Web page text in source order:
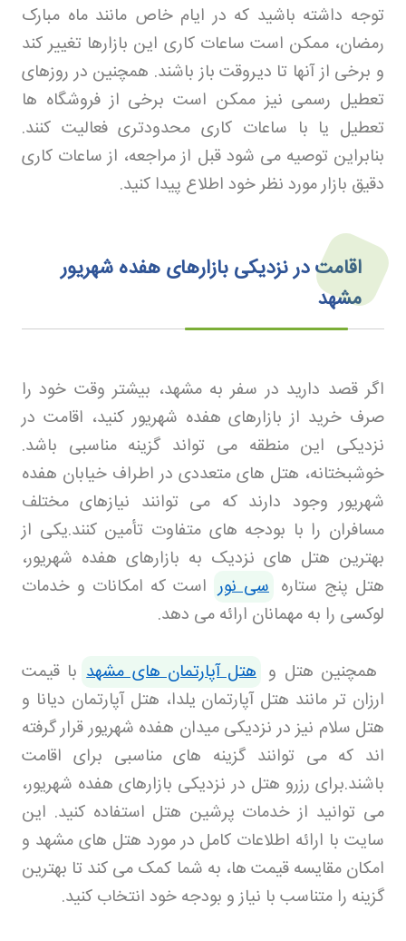
توجه داشته باشید که در ایام خاص مانند ماه مبارک
رمضان، ممکن است ساعات کاری این بازارها تغییر کند
و برخی از آنها تا دیروقت باز باشند. همچنین در روزهای
تعطیل رسمی نیز ممکن است برخی از فروشگاه ها
تعطیل یا با ساعات کاری محدودتری فعالیت کنند.
بنابراین توصیه می شود قبل از مراجعه، از ساعات کاری
دقیق بازار مورد نظر خود اطلاع پیدا کنید.
اقامت در نزدیکی بازارهای هفده شهریور
مشهد
اگر قصد دارید در سفر به مشهد، بیشتر وقت خود را
صرف خرید از بازارهای هفده شهریور کنید، اقامت در
نزدیکی این منطقه می تواند گزینه مناسبی باشد.
خوشبختانه، هتل های متعددی در اطراف خیابان هفده
شهریور وجود دارند که می توانند نیازهای مختلف
مسافران را با بودجه های متفاوت تأمین کنند.یکی از
بهترین هتل های نزدیک به بازارهای هفده شهریور،
هتل پنج ستاره سی نور است که امکانات و خدمات
لوکسی را به مهمانان ارائه می دهد.
همچنین هتل و هتل آپارتمان های مشهد با قیمت
ارزان تر مانند هتل آپارتمان یلدا، هتل آپارتمان دیانا و
هتل سلام نیز در نزدیکی میدان هفده شهریور قرار گرفته
اند که می توانند گزینه های مناسبی برای اقامت
باشند.برای رزرو هتل در نزدیکی بازارهای هفده شهریور،
می توانید از خدمات پرشین هتل استفاده کنید. این
سایت با ارائه اطلاعات کامل در مورد هتل های مشهد و
امکان مقایسه قیمت ها، به شما کمک می کند تا بهترین
گزینه را متناسب با نیاز و بودجه خود انتخاب کنید.